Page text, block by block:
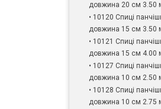
довжина 20 см 3.50
• 10120 Спиці
довжина 15 см 3.50
• 10121 Спиці
довжина 15 см 4.00
• 10127 Спиці
довжина 10 см 2.50
• 10128 Спиці
довжина 10 см 2.75